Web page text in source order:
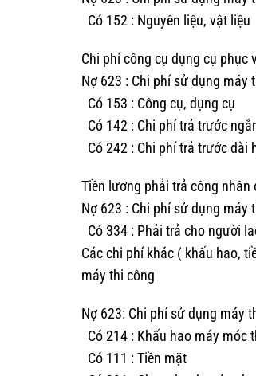
Có 152 : Nguyên liệu, vật liệu
Chi phí công cụ dụng cụ phục
Nợ 623 : Chi phí sử dụng máy
Có 153 : Công cụ, dụng cụ
Có 142 : Chi phí trả trước
Có 242 : Chi phí trả trước dài
Tiền lương phải trả công
Nợ 623 : Chi phí sử dụng máy
Có 334 : Phải trả cho người
Các chi phí khác ( khấu hao,
máy thi công
Nợ 623: Chi phí sử dụng máy
Có 214 : Khấu hao máy móc
Có 111 : Tiền mặt